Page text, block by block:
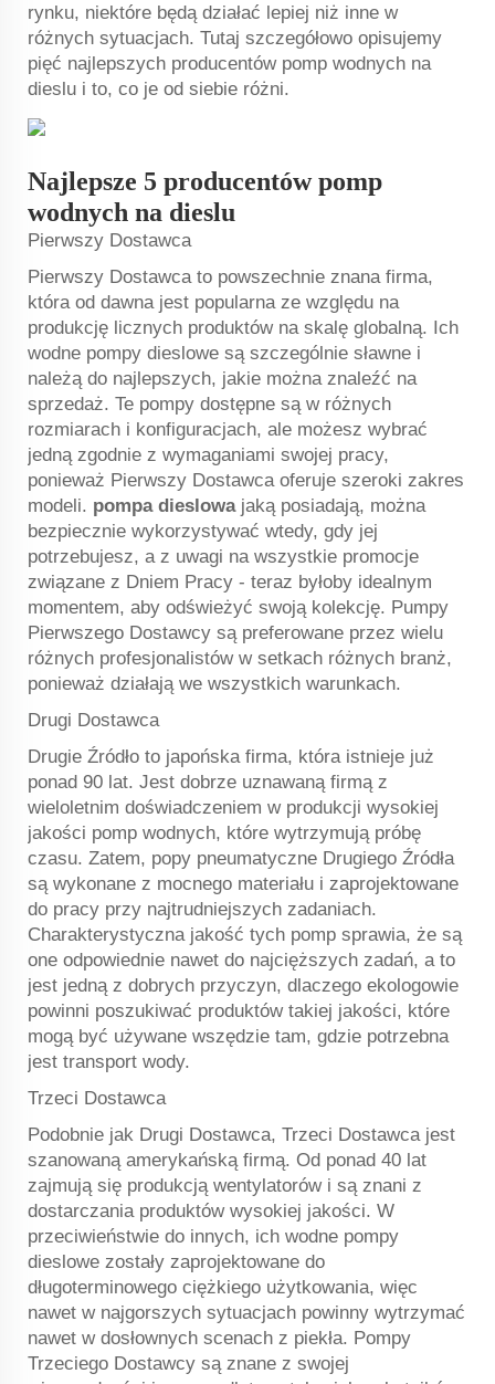
rynku, niektóre będą działać lepiej niż inne w
różnych sytuacjach. Tutaj szczegółowo opisujemy
pięć najlepszych producentów pomp wodnych na
dieslu i to, co je od siebie różni.
Najlepsze 5 producentów pomp
wodnych na dieslu
Pierwszy Dostawca
Pierwszy Dostawca to powszechnie znana firma,
która od dawna jest popularna ze względu na
produkcję licznych produktów na skalę globalną. Ich
wodne pompy dieslowe są szczególnie sławne i
należą do najlepszych, jakie można znaleźć na
sprzedaż. Te pompy dostępne są w różnych
rozmiarach i konfiguracjach, ale możesz wybrać
jedną zgodnie z wymaganiami swojej pracy,
ponieważ Pierwszy Dostawca oferuje szeroki zakres
modeli. pompa dieslowa jaką posiadają, można
bezpiecznie wykorzystywać wtedy, gdy jej
potrzebujesz, a z uwagi na wszystkie promocje
związane z Dniem Pracy - teraz byłoby idealnym
momentem, aby odświeżyć swoją kolekcję. Pumpy
Pierwszego Dostawcy są preferowane przez wielu
różnych profesjonalistów w setkach różnych branż,
ponieważ działają we wszystkich warunkach.
Drugi Dostawca
Drugie Źródło to japońska firma, która istnieje już
ponad 90 lat. Jest dobrze uznawaną firmą z
wieloletnim doświadczeniem w produkcji wysokiej
jakości pomp wodnych, które wytrzymują próbę
czasu. Zatem, popy pneumatyczne Drugiego Źródła
są wykonane z mocnego materiału i zaprojektowane
do pracy przy najtrudniejszych zadaniach.
Charakterystyczna jakość tych pomp sprawia, że są
one odpowiednie nawet do najcięższych zadań, a to
jest jedną z dobrych przyczyn, dlaczego ekologowie
powinni poszukiwać produktów takiej jakości, które
mogą być używane wszędzie tam, gdzie potrzebna
jest transport wody.
Trzeci Dostawca
Podobnie jak Drugi Dostawca, Trzeci Dostawca jest
szanowaną amerykańską firmą. Od ponad 40 lat
zajmują się produkcją wentylatorów i są znani z
dostarczania produktów wysokiej jakości. W
przeciwieństwie do innych, ich wodne pompy
dieslowe zostały zaprojektowane do
długoterminowego ciężkiego użytkowania, więc
nawet w najgorszych sytuacjach powinny wytrzymać
nawet w dosłownych scenach z piekła. Pompy
Trzeciego Dostawcy są znane z swojej